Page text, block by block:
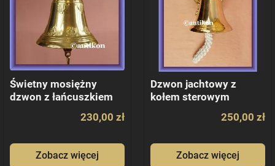
Świetny mosiężny
dzwon z łańcuszkiem
230,00 zł
Zobacz więcej
Dzwon jachtowy z
kołem sterowym
250,00 zł
Zobacz więcej